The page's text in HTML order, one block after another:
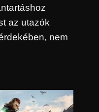
az utazók
nem